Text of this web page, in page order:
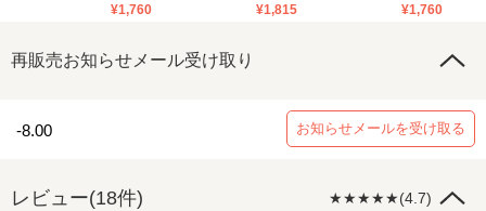
¥1,760 ¥1,815 ¥1,760
再販売お知らせメール受け取り
-8.00 お知らせメールを受け取る
レビュー(18件) ★★★★★(4.7)